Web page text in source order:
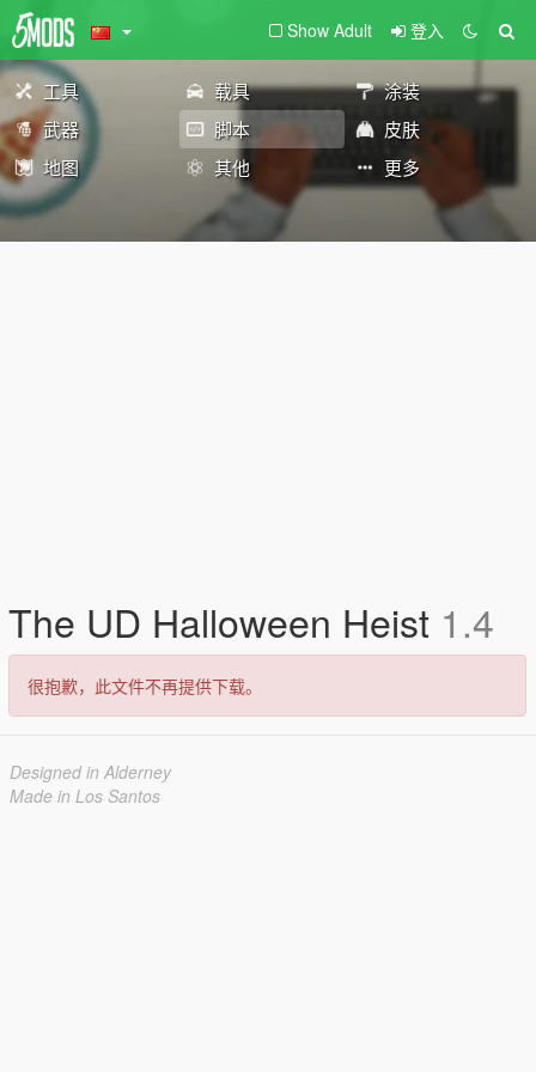
Show Adult 登入
工具 载具
涂装
武器
脚本
皮肤
地图
其他 更多
The UD Halloween Heist 1.4
很抱歉，此文件不再提供下载。
Designed in Alderney
Made in Los Santos